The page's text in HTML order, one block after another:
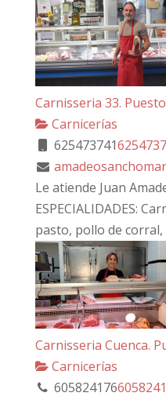
Carnisseria 33.
Carnicerías
625473741
Le atiende Juan
ESPECIALIDADES:
pasto, pollo de corral,
Carnisseria Cuenca.
Carnicerías
605824176